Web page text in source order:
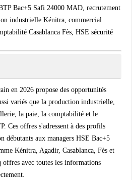
Bac+5 Safi 24000 MAD, recrutement
industrielle Kénitra, commercial
Casablanca Fès, HSE sécurité
en 2026 propose des opportunités
variés que la production industrielle,
la paie, la comptabilité et le
Ces offres s'adressent à des profils
débutants aux managers HSE Bac+5
Kénitra, Agadir, Casablanca, Fès et
offres avec toutes les informations